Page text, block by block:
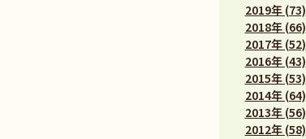
2019年 (73)
2018年 (66)
2017年 (52)
2016年 (43)
2015年 (53)
2014年 (64)
2013年 (56)
2012年 (58)